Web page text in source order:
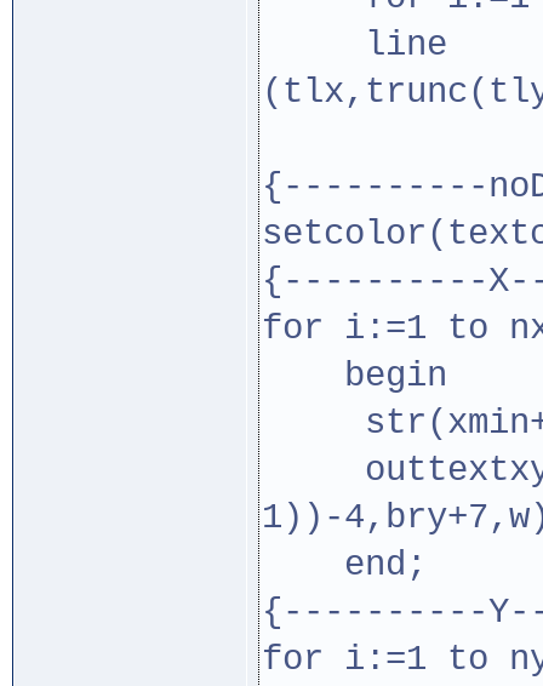
line
{----------
{----------
for i:=1 to
begin
1))-
end;
{----------
for i:=1 to